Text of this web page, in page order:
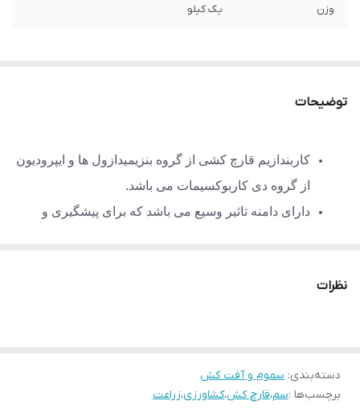
وزن یک کیلو
توضیحات
کاربندازیم قارچ کشی از گروه بنزیمیدازول ها و ایپرودیون
از گروه دی کاربوکسیمات می باشد.
دارای دامنه تاثیر وسیع می باشد که برای پیشگیری و
بروز مقاومت اکتسابی در برابر این ترکیبات را کاهش می
نظرات
دسته‌بندی: سموم و آفت کش
برچسب‌ها :سم،قارچ کش،کشاورزی،زراعت